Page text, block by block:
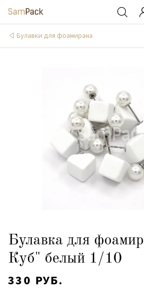
Булавки для фоамирана
Булавка для
Куб" белый 1/10
330 РУБ.